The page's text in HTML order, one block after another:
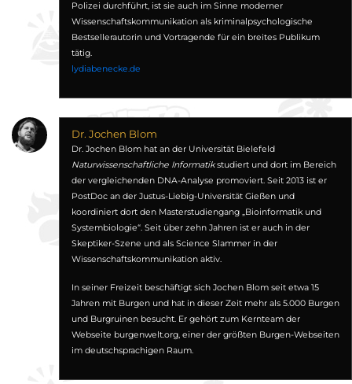
Polizei durchführt, ist sie auch im Sinne moderner
Wissenschaftskommunikation als kriminalpsychologische
Bestsellerautorin und Vortragende für ein breites Publikum
tätig.
lydiabenecke.de
Dr. Jochen Blom
Dr. Jochen Blom hat an der Universität Bielefeld
Naturwissenschaftliche Informatikstudiert und dort im Bereich
der vergleichenden DNA-Analyse promoviert. Seit 2013 ist er
PostDoc an der Justus-Liebig-Universität Gießen und
koordiniert dort den Masterstudiengang „Bioinformatik und
Systembiologie“. Seit über zehn Jahren ist er auch in der
Skeptiker-Szene und als Science Slammer in der
Wissenschaftskommunikation aktiv.
In seiner Freizeit beschäftigt sich Jochen Blom seit etwa 15
Jahren mit Burgen und hat in dieser Zeit mehr als 5.000 Burgen
und Burgruinen besucht. Er gehört zum Kernteam der
Webseite burgenwelt.org, einer der größten Burgen-Webseiten
im deutschsprachigen Raum.